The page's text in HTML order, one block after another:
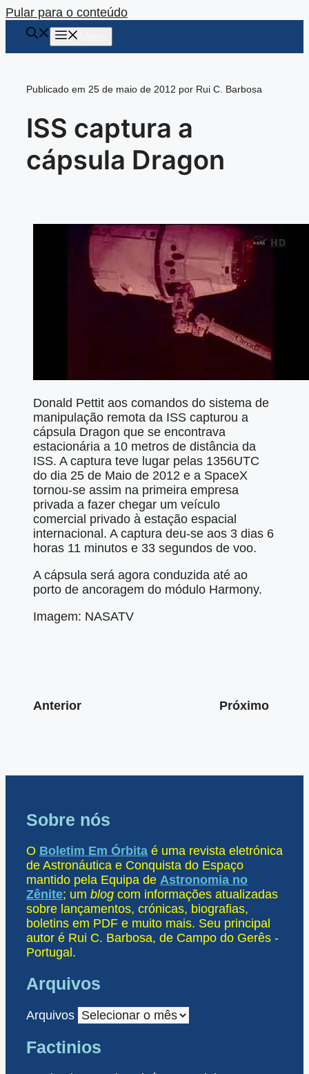
Pular para o conteúdo
Publicado em 25 de maio de 2012 por Rui C. Barbosa
ISS captura a
cápsula Dragon
Donald Pettit aos comandos do sistema de
manipulação remota da ISS capturou a
cápsula Dragon que se encontrava
estacionária a 10 metros de distância da
ISS. A captura teve lugar pelas 1356UTC
do dia 25 de Maio de 2012 e a SpaceX
tornou-se assim na primeira empresa
privada a fazer chegar um veículo
comercial privado à estação espacial
internacional. A captura deu-se aos 3 dias 6
horas 11 minutos e 33 segundos de voo.
A cápsula será agora conduzida até ao
porto de ancoragem do módulo Harmony.
Imagem: NASATV
Anterior Próximo
Sobre nós
O Boletim Em Órbita é uma revista eletrónica
de Astronáutica e Conquista do Espaço
mantido pela Equipa de Astronomia no
Zênite; um blog com informações atualizadas
sobre lançamentos, crónicas, biografias,
boletins em PDF e muito mais. Seu principal
autor é Rui C. Barbosa, de Campo do Gerês -
Portugal.
Arquivos
Arquivos
Factinios